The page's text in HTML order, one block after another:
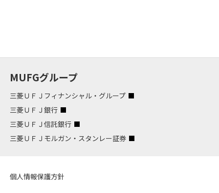
MUFGグループ
三菱ＵＦＪフィナンシャル・グループ
三菱ＵＦＪ銀行
三菱ＵＦＪ信託銀行
三菱ＵＦＪモルガン・スタンレー証券
個人情報保護方針